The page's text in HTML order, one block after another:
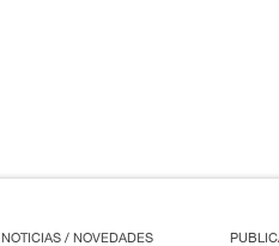
NOTICIAS / NOVEDADES